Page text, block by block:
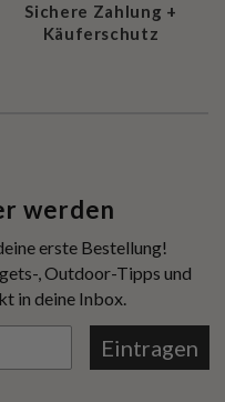
Sichere Zahlung +
Käuferschutz
werden
erste Bestellung!
, Outdoor-Tipps und
in deine Inbox.
Eintragen